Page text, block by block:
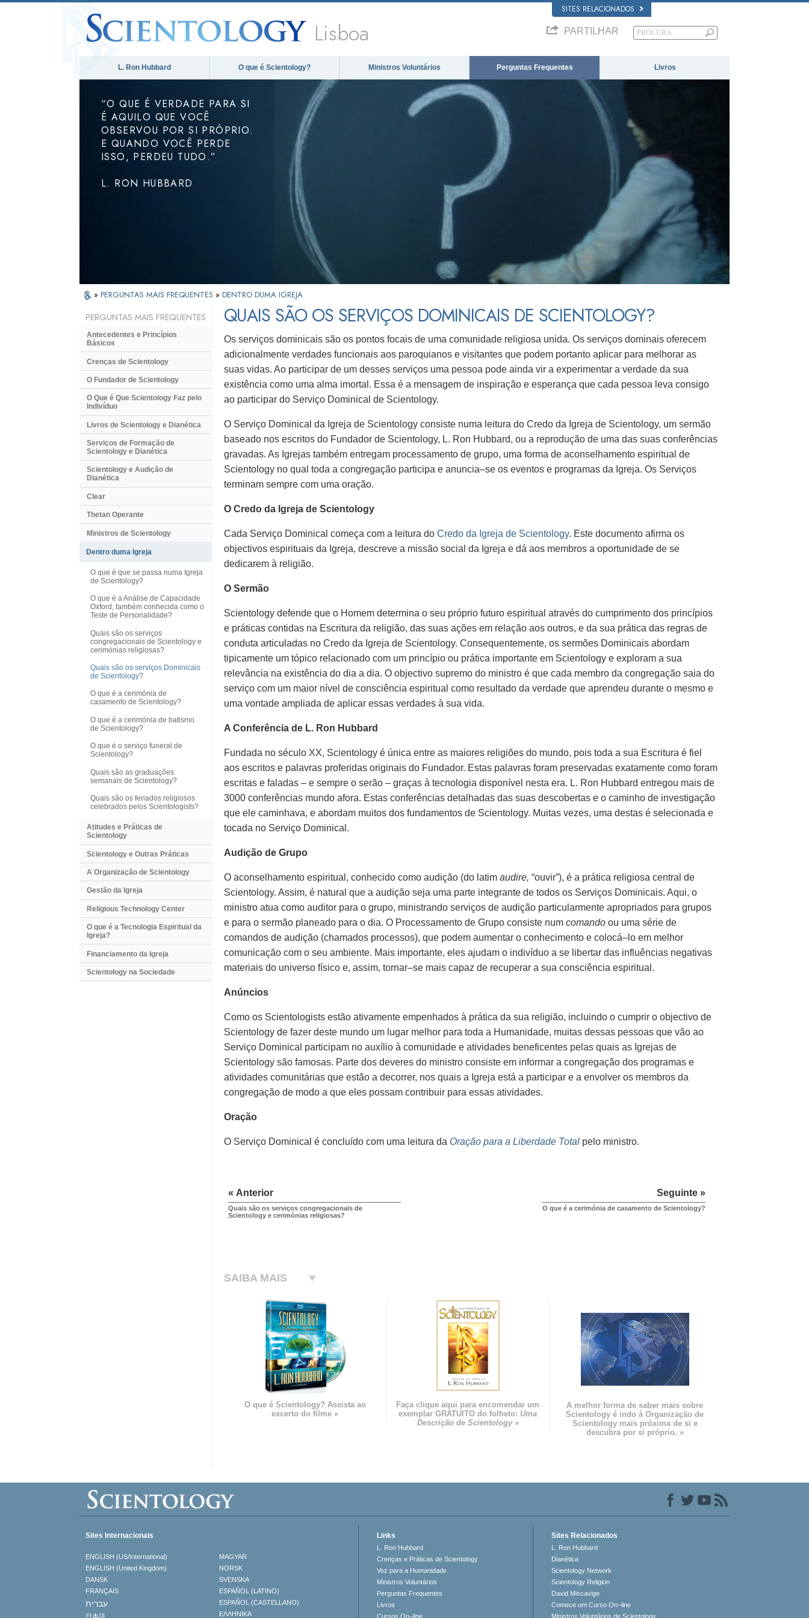
SITES RELACIONADOS
Lisboa PARTILHAR
L. Ron Hubbard O que é Scientology? Ministros Voluntários Perguntas Frequentes Livros
“O QUE É VERDADE PARA SI
É AQUILO QUE VOCÊ
OBSERVOU POR SI PRÓPRIO.
E QUANDO VOCÊ PERDE
ISSO, PERDEU TUDO.”
L. RON HUBBARD
» PERGUNTAS MAIS FREQUENTES » DENTRO DUMA IGREJA
QUAIS SÃO OS SERVIÇOS DOMINICAIS DE SCIENTOLOGY?
Os serviços dominicais são os pontos focais de uma comunidade religiosa unida. Os serviços dominais oferecem
adicionalmente verdades funcionais aos paroquianos e visitantes que podem portanto aplicar para melhorar as
suas vidas. Ao participar de um desses serviços uma pessoa pode ainda vir a experimentar a verdade da sua
existência como uma alma imortal. Essa é a mensagem de inspiração e esperança que cada pessoa leva consigo
ao participar do Serviço Dominical de Scientology.
O Serviço Dominical da Igreja de Scientology consiste numa leitura do Credo da Igreja de Scientology, um sermão
baseado nos escritos do Fundador de Scientology, L. Ron Hubbard, ou a reprodução de uma das suas conferências
gravadas. As Igrejas também entregam processamento de grupo, uma forma de aconselhamento espiritual de
Scientology no qual toda a congregação participa e anuncia–se os eventos e programas da Igreja. Os Serviços
terminam sempre com uma oração.
O Credo da Igreja de Scientology
Cada Serviço Dominical começa com a leitura do Credo da Igreja de Scientology. Este documento afirma os
objectivos espirituais da Igreja, descreve a missão social da Igreja e dá aos membros a oportunidade de se
dedicarem à religião.
O Sermão
Scientology defende que o Homem determina o seu próprio futuro espiritual através do cumprimento dos princípios
e práticas contidas na Escritura da religião, das suas ações em relação aos outros, e da sua prática das regras de
conduta articuladas no Credo da Igreja de Scientology. Consequentemente, os sermões Dominicais abordam
tipicamente um tópico relacionado com um princípio ou prática importante em Scientology e exploram a sua
relevância na existência do dia a dia. O objectivo supremo do ministro é que cada membro da congregação saia do
serviço com um maior nível de consciência espiritual como resultado da verdade que aprendeu durante o mesmo e
uma vontade ampliada de aplicar essas verdades à sua vida.
A Conferência de L. Ron Hubbard
Fundada no século XX, Scientology é única entre as maiores religiões do mundo, pois toda a sua Escritura é fiel
aos escritos e palavras proferidas originais do Fundador. Estas palavras foram preservadas exatamente como foram
escritas e faladas – e sempre o serão – graças à tecnologia disponível nesta era. L. Ron Hubbard entregou mais de
3000 conferências mundo afora. Estas conferências detalhadas das suas descobertas e o caminho de investigação
que ele caminhava, e abordam muitos dos fundamentos de Scientology. Muitas vezes, uma destas é selecionada e
tocada no Serviço Dominical.
Audição de Grupo
O aconselhamento espiritual, conhecido como audição (do latim audire, “ouvir”), é a prática religiosa central de
Scientology. Assim, é natural que a audição seja uma parte integrante de todos os Serviços Dominicais. Aqui, o
ministro atua como auditor para o grupo, ministrando serviços de audição particularmente apropriados para grupos
e para o sermão planeado para o dia. O Processamento de Grupo consiste num comando ou uma série de
comandos de audição (chamados processos), que podem aumentar o conhecimento e colocá–lo em melhor
comunicação com o seu ambiente. Mais importante, eles ajudam o indivíduo a se libertar das influências negativas
materiais do universo físico e, assim, tornar–se mais capaz de recuperar a sua consciência espiritual.
Anúncios
Como os Scientologists estão ativamente empenhados à prática da sua religião, incluindo o cumprir o objectivo de
Scientology de fazer deste mundo um lugar melhor para toda a Humanidade, muitas dessas pessoas que vão ao
Serviço Dominical participam no auxílio à comunidade e atividades beneficentes pelas quais as Igrejas de
Scientology são famosas. Parte dos deveres do ministro consiste em informar a congregação dos programas e
atividades comunitárias que estão a decorrer, nos quais a Igreja está a participar e a envolver os membros da
congregação de modo a que eles possam contribuir para essas atividades.
Oração
O Serviço Dominical é concluído com uma leitura da Oração para a Liberdade Total pelo ministro.
« Anterior
Quais são os serviços congregacionais de
Scientology e cerimónias religiosas?
Seguinte »
O que é a cerimónia de casamento de Scientology?
SAIBA MAIS
O que é Scientology? Assista ao
excerto do filme »
Faça clique aqui para encomendar um
exemplar GRATUITO do folheto: Uma
Descrição de Scientology»
A melhor forma de saber mais sobre
Scientology é indo à Organização de
Scientology mais próxima de si e
descubra por si próprio. »
PERGUNTAS MAIS FREQUENTES
Antecedentes e Princípios
Básicos
Crenças de Scientology
O Fundador de Scientology
O Que é Que Scientology Faz pelo
Indivíduo
Livros de Scientology e Dianética
Serviços de Formação de
Scientology e Dianética
Scientology e Audição de
Dianética
Clear
Thetan Operante
Ministros de Scientology
Dentro duma Igreja
O que é que se passa numa Igreja
de Scientology?
O que é a Análise de Capacidade
Oxford, também conhecida como o
Teste de Personalidade?
Quais são os serviços
congregacionais de Scientology e
cerimónias religiosas?
Quais são os serviços Dominicais
de Scientology?
O que é a cerimónia de
casamento de Scientology?
O que é a cerimónia de batismo
de Scientology?
O que é o serviço funeral de
Scientology?
Quais são as graduações
semanais de Scientology?
Quais são os feriados religiosos
celebrados pelos Scientologists?
Atitudes e Práticas de
Scientology
Scientology e Outras Práticas
A Organização de Scientology
Gestão da Igreja
Religious Technology Center
O que é a Tecnologia Espiritual da
Igreja?
Financiamento da Igreja
Scientology na Sociedade
Sites Internacionais
ENGLISH (US/International)
ENGLISH (United Kingdom)
DANSK
FRANÇAIS
עברית
日本語
MAGYAR
NORSK
SVENSKA
ESPAÑOL (LATINO)
ESPAÑOL (CASTELLANO)
ΕΛΛΗΝΙΚA
Links
L. Ron Hubbard
Crenças e Práticas de Scientology
Voz para a Humanidade
Ministros Voluntários
Perguntas Frequentes
Livros
Cursos On–line
Sites Relacionados
L. Ron Hubbard
Dianética
Scientology Network
Scientology Religion
David Miscavige
Comece um Curso On–line
Ministros Voluntários de Scientology